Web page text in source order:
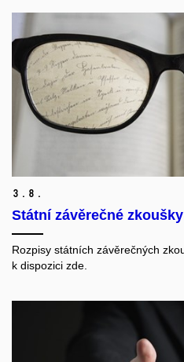
3. 8.
Státní závěrečné zkoušky
Rozpisy státních závěrečných
k dispozici zde.